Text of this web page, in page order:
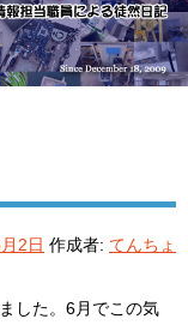
2日 作成者: てんちょ
した。6月でこの気